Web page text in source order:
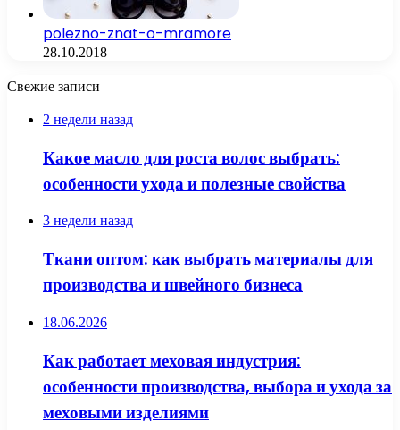
polezno-znat-o-mramore
28.10.2018
Свежие записи
2 недели назад
Какое масло для роста волос выбрать:
особенности ухода и полезные свойства
3 недели назад
Ткани оптом: как выбрать материалы для
производства и швейного бизнеса
18.06.2026
Как работает меховая индустрия:
особенности производства, выбора и ухода за
меховыми изделиями